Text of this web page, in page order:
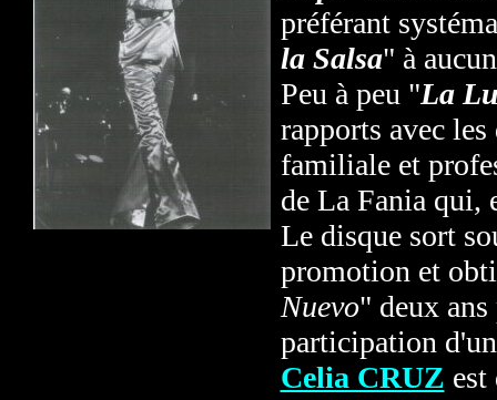
préférant
la Salsa" à
Peu à peu "La
rapports avec
familiale et
de La Fania qui,
Le disque sort
promotion et
Nuevo" deux
participation
Celia CRUZ